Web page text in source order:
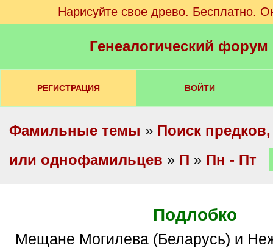
Нарисуйте свое древо. Бесплатно.
Генеалогический
РЕГИСТРАЦИЯ ВОЙТИ
Фамильные темы » Поиск
или однофамильцев » П » Пн - Пт
Подлобко
Мещане Могилева (Беларусь) и